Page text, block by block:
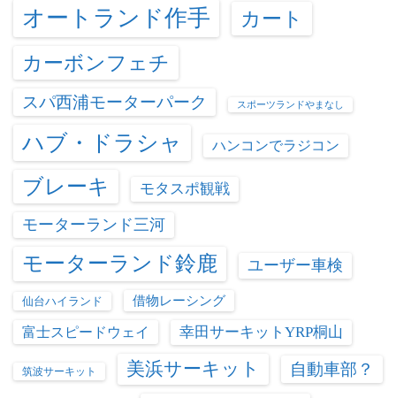
オートランド作手
カート
カーボンフェチ
スパ西浦モーターパーク スポーツランドやまなし
ハブ・ドラシャ ハンコンでラジコン
ブレーキ モタスポ観戦
モーターランド三河
モーターランド鈴鹿 ユーザー車検
仙台ハイランド 借物レーシング
富士スピードウェイ 幸田サーキットYRP桐山
筑波サーキット 美浜サーキット 自動車部？